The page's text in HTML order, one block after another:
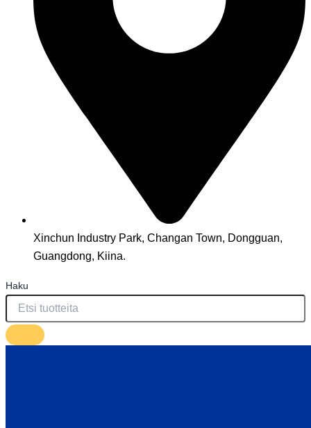
Xinchun Industry Park, Changan Town, Dongguan,
Guangdong, Kiina.
Haku